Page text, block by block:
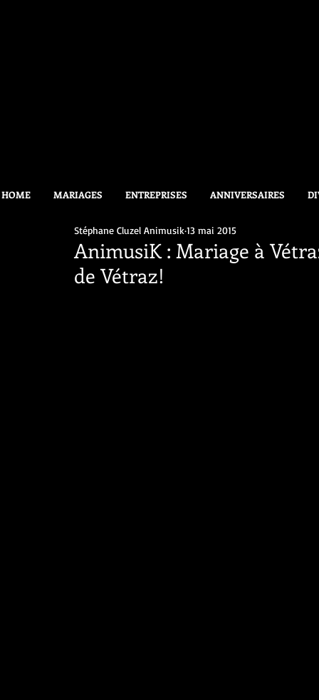
HOME MARIAGES ENTREPRISES ANNIVERSAIRES
AnimusiK : Mariage à
de Vétraz!
Stéphane Cluzel Animusik13 mai 2015